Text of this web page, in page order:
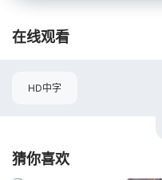
在线观看
HD中字
猜你喜欢